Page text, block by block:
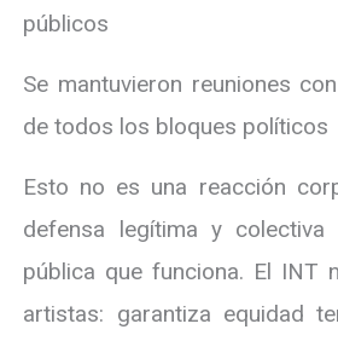
públicos
Se mantuvieron reuniones
de todos los bloques políticos
Esto no es una reacción
defensa legítima y
pública que funciona. El INT
artistas: garantiza equidad